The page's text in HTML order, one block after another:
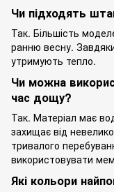
Чи підходять
Так. Більшість
ранню весну.
утримують тепло.
Чи можна
час дощу?
Так. Матеріал має
захищає від
тривалого
використовувати
Які кольори